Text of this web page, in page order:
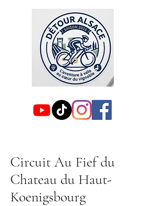
Circuit Au Fief du
Chateau du Haut-
Koenigsbourg